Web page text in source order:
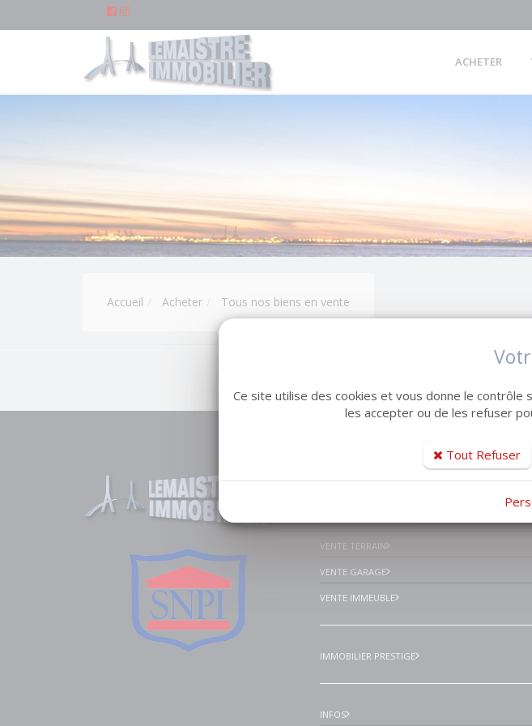
ACHETER
Accueil Acheter Tous nos biens en vente
VENTE APPARTEMENT
VENTE TERRAIN
VENTE GARAGE
VENTE IMMEUBLE
IMMOBILIER PRESTIGE
INFOS
Ce site utilise des cookies et vous donne le contrôle
les accepter ou de les refuser
Tout Refuser